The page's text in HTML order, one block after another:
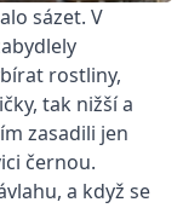
sázet. V
rostliny,
tak nižší a
zasadili jen
černou.
a když se